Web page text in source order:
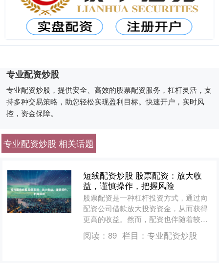
专业配资炒股
专业配资炒股，提供安全、高效的股票配资服务，杠杆灵活，支
持多种交易策略，助您轻松实现盈利目标。快速开户，实时风
控，资金保障。
专业配资炒股 相关话题
短线配资炒股 股票配资：放大收
益，谨慎操作，把握风险
股票配资是一种杠杆投资方式，通过向
配资公司借款放大投资资金，从而获得
更高的收益。然而，配资也伴随着较高
的风险短线配资炒股，需要谨慎操作。
配资交易的优势在于放大....
阅读： 89 栏目： 专业配资炒股